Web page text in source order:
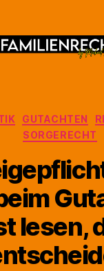
GUTACHTEN
SORGERECHT
lesen,